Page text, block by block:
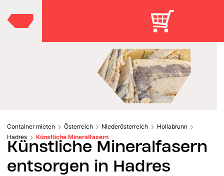
Container mieten Österreich Niederösterreich
Hollabrunn
Hadres
Künstliche Mineralfasern
Künstliche Mineralfasern
entsorgen in Hadres